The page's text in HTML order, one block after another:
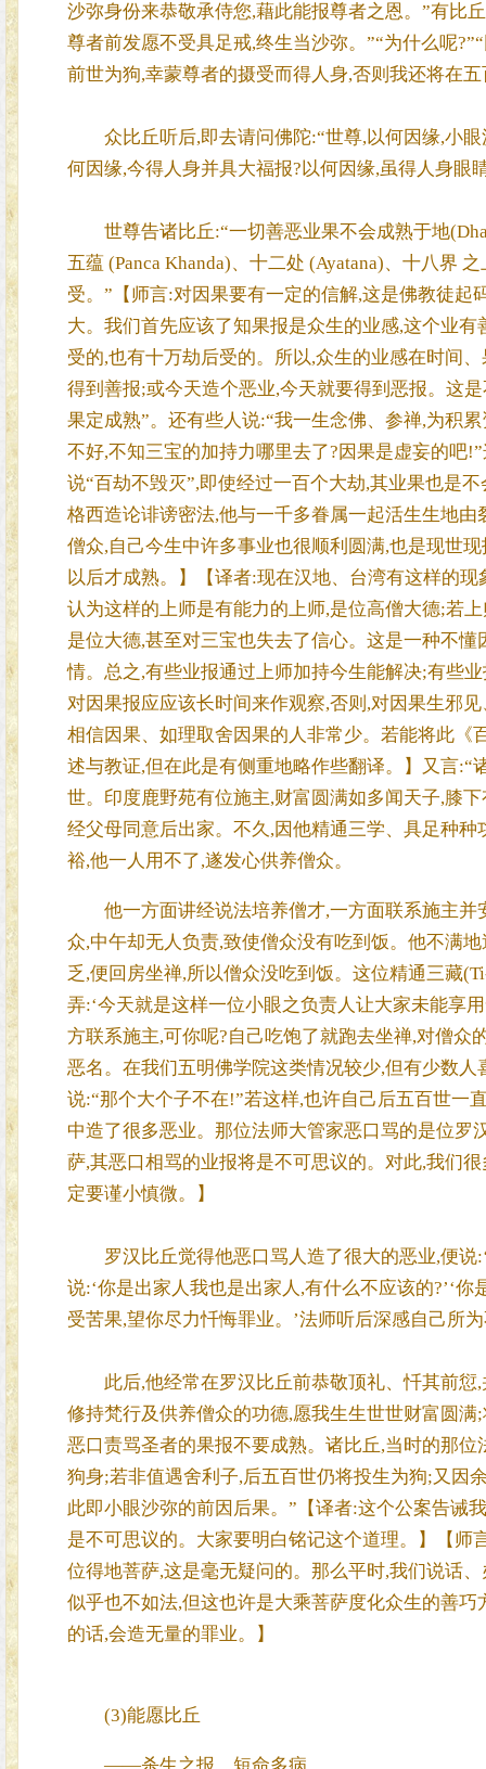
沙弥身份来恭敬承侍您,藉此能报尊者之恩。”有比
尊者前发愿不受具足戒,终生当沙弥。”“为什么呢
前世为狗,幸蒙尊者的摄受而得人身,否则我还将在
众比丘听后,即去请问佛陀:“世尊,以何因缘,小眼
何因缘,今得人身并具大福报?以何因缘,虽得人身眼
世尊告诸比丘:“一切善恶业果不会成熟于地
五蕴 (Panca Khanda)、十二处 (Ayatana)、十八界
受。”【师言:对因果要有一定的信解,这是佛教徒
大。我们首先应该了知果报是众生的业感,这个业
受的,也有十万劫后受的。所以,众生的业感在时间
得到善报;或今天造个恶业,今天就要得到恶报。这
果定成熟”。还有些人说:“我一生念佛、参禅,为积
不好,不知三宝的加持力哪里去了?因果是虚妄的吧
说“百劫不毁灭”,即使经过一百个大劫,其业果也是
格西造论诽谤密法,他与一千多眷属一起活生生地
僧众,自己今生中许多事业也很顺利圆满,也是现世
以后才成熟。】【译者:现在汉地、台湾有这样的
认为这样的上师是有能力的上师,是位高僧大德;若
是位大德,甚至对三宝也失去了信心。这是一种不
情。总之,有些业报通过上师加持今生能解决;有些
对因果报应应该长时间来作观察,否则,对因果生邪
相信因果、如理取舍因果的人非常少。若能将此《
述与教证,但在此是有侧重地略作些翻译。】又言
世。印度鹿野苑有位施主,财富圆满如多闻天子,膝
经父母同意后出家。不久,因他精通三学、具足种
裕,他一人用不了,遂发心供养僧众。
他一方面讲经说法培养僧才,一方面联系施主并
众,中午却无人负责,致使僧众没有吃到饭。他不满
乏,便回房坐禅,所以僧众没吃到饭。这位精通三藏
弄:‘今天就是这样一位小眼之负责人让大家未能享
方联系施主,可你呢?自己吃饱了就跑去坐禅,对僧众
恶名。在我们五明佛学院这类情况较少,但有少数
说:“那个大个子不在!”若这样,也许自己后五百世一
中造了很多恶业。那位法师大管家恶口骂的是位
萨,其恶口相骂的业报将是不可思议的。对此,我们
定要谨小慎微。】
罗汉比丘觉得他恶口骂人造了很大的恶业,便说:‘
说:‘你是出家人我也是出家人,有什么不应该的?’‘
受苦果,望你尽力忏悔罪业。’法师听后深感自己所
此后,他经常在罗汉比丘前恭敬顶礼、忏其前愆,
修持梵行及供养僧众的功德,愿我生生世世财富圆
恶口责骂圣者的果报不要成熟。诸比丘,当时的那
狗身;若非值遇舍利子,后五百世仍将投生为狗;又因
此即小眼沙弥的前因后果。”【译者:这个公案告诫
是不可思议的。大家要明白铭记这个道理。】【师
位得地菩萨,这是毫无疑问的。那么平时,我们说话
似乎也不如法,但这也许是大乘菩萨度化众生的善
的话,会造无量的罪业。】
(3)能愿比丘